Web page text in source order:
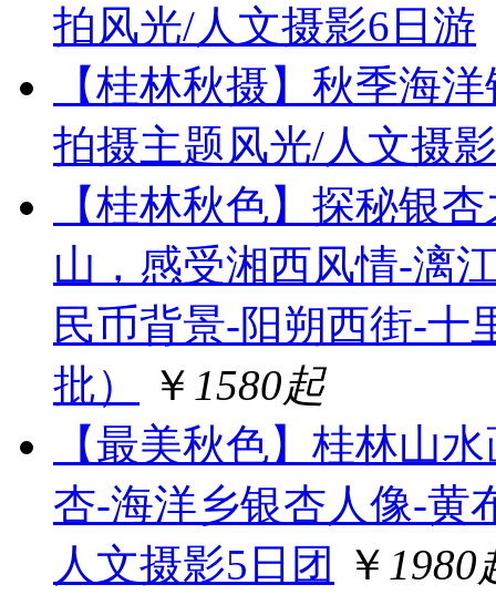
拍风光/人文摄影6日游
【桂林秋摄】秋季海
拍摄主题风光/人文摄
【桂林秋色】探秘银
山，感受湘西风情-漓
民币背景-阳朔西街-十
批）
￥ 1580起
【最美秋色】桂林山
杏-海洋乡银杏人像-黄
人文摄影5日团
￥ 1980